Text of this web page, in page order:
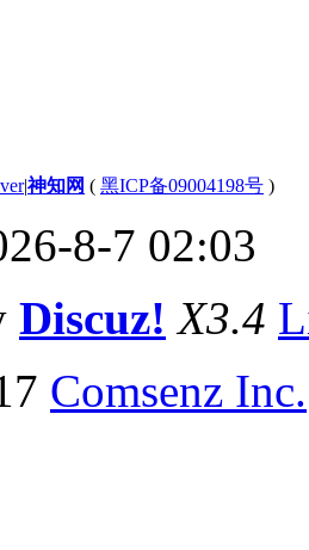
|神知网 ( 黑ICP备09004198号 )
8-7 02:03
Discuz! X3.4
Comsenz Inc.